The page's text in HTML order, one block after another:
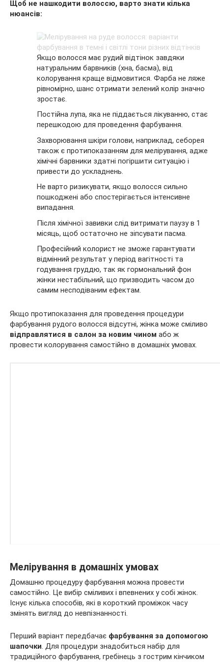
Щоб не нашкодити волоссю, варто знати кілька
нюансів:
Якщо волосся має рудий відтінок завдяки
натуральним барвників (хна, басма), від
колорування краще відмовитися. Фарба не ляже
рівномірно, шанс отримати зелений колір значно
зростає.
Постійна лупа, яка не піддається лікуванню, стає
перешкодою для проведення фарбування.
Захворювання шкіри голови, наприклад, себорея
також є протипоказанням для мелірування, адже
хімічні барвники здатні погіршити ситуацію і
привести до ускладнень.
Не варто ризикувати, якщо волосся сильно
пошкоджені або спостерігається інтенсивне
випадання.
Після хімічної завивки слід витримати паузу в 1
місяць, щоб остаточно не зіпсувати пасма.
Професійний колорист не зможе гарантувати
відмінний результат у період вагітності та
годування груддю, так як гормональний фон
жінки нестабільний, що призводить часом до
самим несподіваним ефектам.
Якщо протипоказання для проведення процедури
фарбування рудого волосся відсутні, жінка може сміливо
відправлятися в салон за новим чином або ж
провести колорування самостійно в домашніх умовах.
Мелірування в домашніх умовах
Домашню процедуру фарбування можна провести
самостійно. Це вибір сміливих і впевнених у собі жінок.
Існує кілька способів, які в короткий проміжок часу
змінять вигляд до невпізнанності.
Перший варіант передбачає фарбування за допомогою
шапочки. Для процедури знадобиться набір для
традиційного фарбування, гребінець з гострим кінчиком